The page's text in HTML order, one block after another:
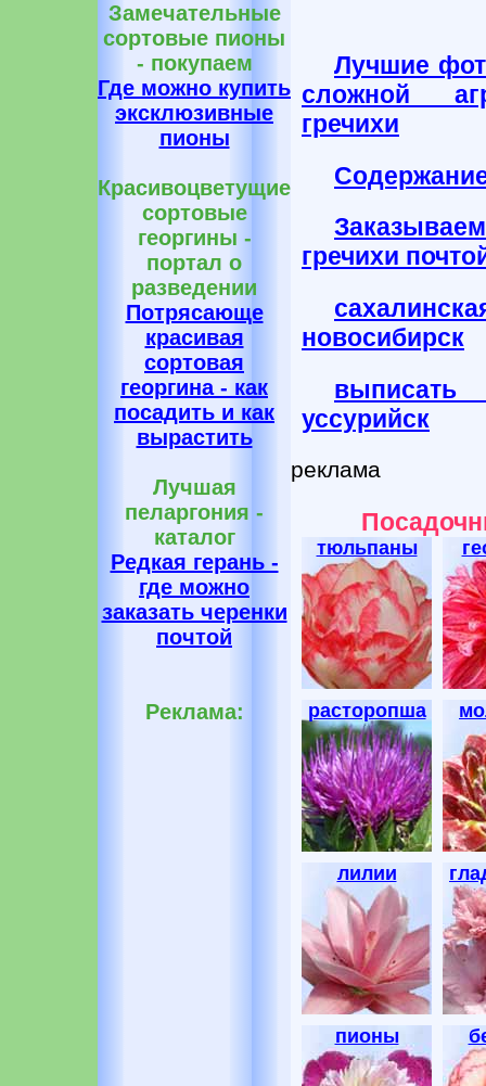
Замечательные
сортовые пионы
- покупаем
Где можно купить
эксклюзивные
пионы
Красивоцветущие
сортовые
георгины -
портал о
разведении
Потрясающе
красивая
сортовая
георгина - как
посадить и как
вырастить
Лучшая
пеларгония -
каталог
Редкая герань -
где можно
заказать черенки
почтой
Реклама:
Лучшие
сложной
гречихи
гречихи
новосибирск
выписать
уссурийск
реклама
тюльпаны
расторопша
лилии
пионы